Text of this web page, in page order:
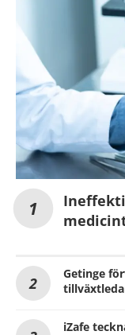
Getinge
iZafe